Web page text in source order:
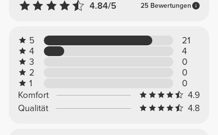
4.84/5 25 Bewertungen
5
21
4
4
3
0
2
0
1
0
Komfort
4.9
Qualität
4.8